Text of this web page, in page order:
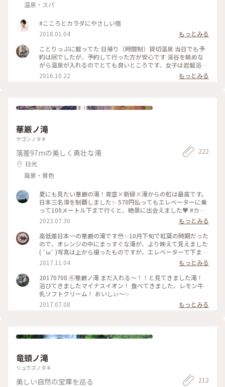
温泉・スパ
#こころとカラダにやさしい宿
2018.01.04
もっとみる
ことりっぷに載ってた 日帰り（時間制）貸切温泉 当日でも予
約は🆗でしたが、予約して行った方が安心です 渓谷を眺めな
がら温泉が入れるのでとても良いところです、女子は岩盤浴が
無料で入れるので温泉の時間の前に入るのがオススメします〜
#温泉#岩盤浴
2016.10.22 もっとみる
華厳ノ滝
ケゴンノタキ
落差97mの美しく勇壮な滝
日光
風景・景色
222
夏にも見たい華厳の滝！青空×新緑×滝からの虹は最高です。
日本三名漠を制覇しました✨ 570円払ってもエレベーターに乗
って100メートル下まで行くと、絶景に出会えました♥️ #カメ
ラ旅 #私のことりっぷ旅
2023.07.30
もっとみる
高低差日本一の華厳の滝です😳✨10月下旬で紅葉の時期だった
ので、オレンジの中にまっすぐな滝が、より映えて見えました
( ˘ω˘ )写真は上から撮ったものですが、エレベーターで下まで
降りるとまた一段と迫力のある滝が見られます🙆🙆 #華厳の滝
#日光#滝#紅葉#日本一
2017.11.04
もっとみる
20170708 ④華厳ノ滝 まだ入れる〜！！と見てきました滝！
浴びてきましたマイナスイオン！ 食べてきました、レモン牛
乳ソフトクリーム！ おいしぃ〜✨
2017.07.08
もっとみる
竜頭ノ滝
リュウズノタキ
美しい自然の宝庫を巡る 212